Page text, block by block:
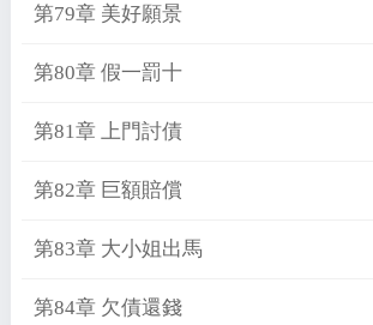
第79章 美好願景
第80章 假一罰十
第81章 上門討債
第82章 巨額賠償
第83章 大小姐出馬
第84章 欠債還錢